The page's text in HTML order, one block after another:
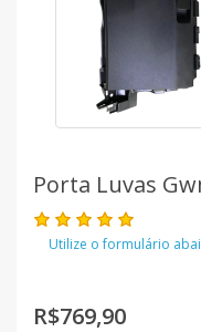
Porta Luvas
Utilize o formulário
R$769,90